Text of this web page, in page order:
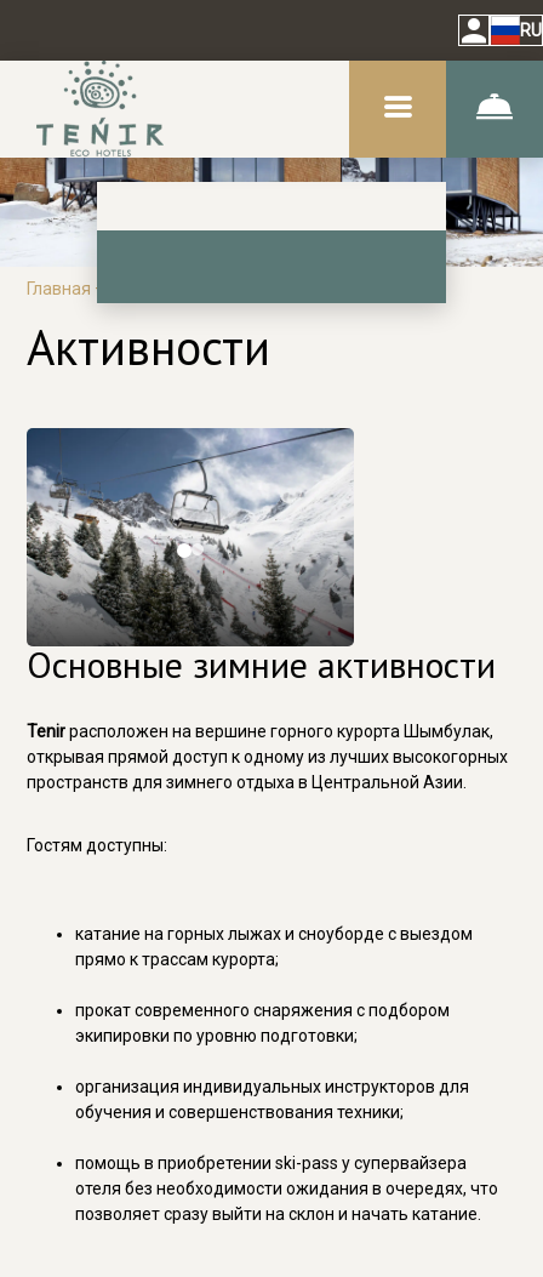
RU
Главная –
Активности
Основные зимние активности
Tenirрасположен на вершине горного курорта Шымбулак,
открывая прямой доступ к одному из лучших высокогорных
пространств для зимнего отдыха в Центральной Азии.
Гостям доступны:
катание на горных лыжах и сноуборде с выездом
прямо к трассам курорта;
прокат современного снаряжения с подбором
экипировки по уровню подготовки;
организация индивидуальных инструкторов для
обучения и совершенствования техники;
помощь в приобретении ski-pass у супервайзера
отеля без необходимости ожидания в очередях, что
позволяет сразу выйти на склон и начать катание.